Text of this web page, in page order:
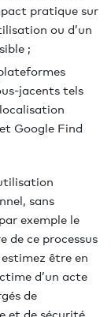
pratique sur
ou d’un
;
jacents tels
Google Find
sans
exemple le
de ce processus
être en
d’un acte
de
et de sécurité